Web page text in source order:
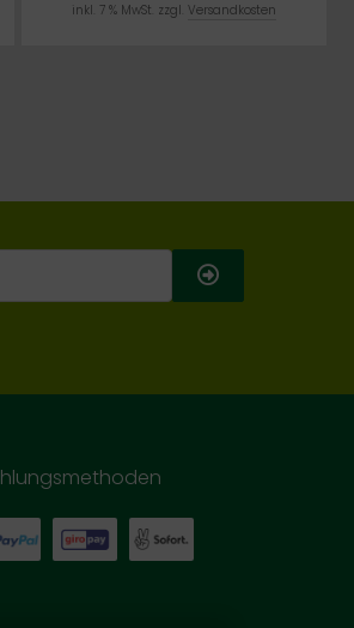
inkl. 7 % MwSt. zzgl.Versandkosten